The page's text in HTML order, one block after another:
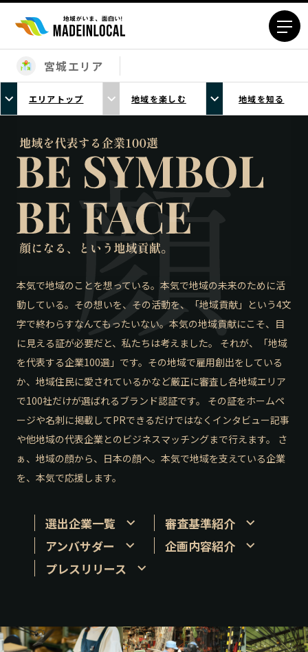
エリアから探す
北海道エリア
青森エリア
秋田エリア
山形エリア
福島エリア
茨城エリア
埼玉エリア
千葉エリア
東京23区エリア
富山エリア
石川エリア
福井エリア
山梨エリア
長野エリア
岐阜エリア
静岡エリア
愛知エリア
三重エリア
滋賀エリア
京都エリア
大阪市エリア
堺・泉州エリア
河内エリア
兵庫エリア
奈良エリア
和歌山エリア
鳥取エリア
山口エリア
徳島エリア
香川エリア
愛媛エリア
高知エリア
佐賀エリア
宮崎エリア
鹿児島エリア
沖縄エリア
宮城エリア
エリアトップ 地域を楽しむ 地域を知る
本気で地域のことを想っている。本気で地域の未来のために活
動している。その想いを、その活動を、「地域貢献」という4文
字で終わらすなんてもったいない。本気の地域貢献にこそ、目
に見える証が必要だと、私たちは考えました。 それが、「地域
を代表する企業100選」です。その地域で雇用創出をしている
か、地域住民に愛されているかなど厳正に審査し各地域エリア
で100社だけが選ばれるブランド認証です。 その証をホームペ
ージや名刺に掲載してPRできるだけではなくインタビュー記事
や他地域の代表企業とのビジネスマッチングまで行えます。 さ
ぁ、地域の顔から、日本の顔へ。本気で地域を支えている企業
を、本気で応援します。
選出企業一覧
審査基準紹介
アンバサダー
企画内容紹介
プレスリリース